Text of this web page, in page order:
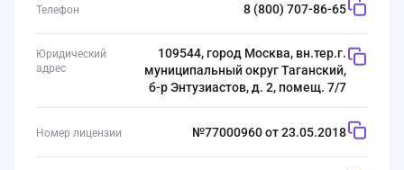
Телефон 8 (800) 707-86-65
Юридический
адрес
109544, город Москва, вн.тер.г.
муниципальный округ Таганский,
б-р Энтузиастов, д. 2, помещ. 7/7
Номер лицензии №77000960 от 23.05.2018